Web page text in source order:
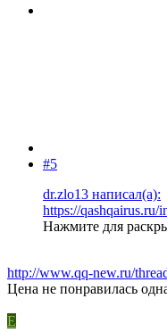
#5
dr.zlo13 написал(а):
https://qashqairus.ru/
Нажмите для
http://www.qq-new.ru/
Цена не понравилась
E